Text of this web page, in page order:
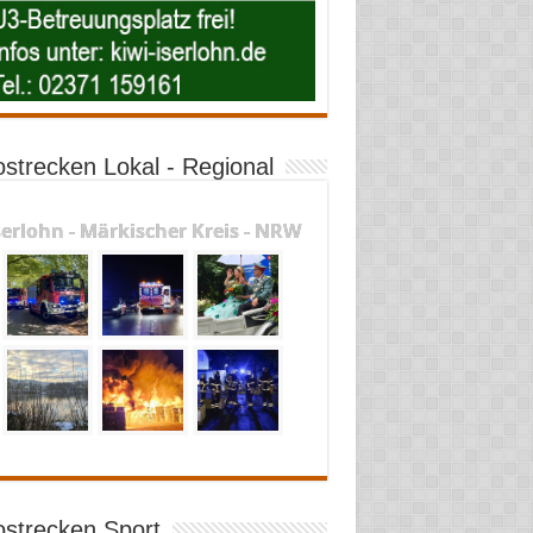
Lokal - Regional
- Märkischer Kreis - NRW